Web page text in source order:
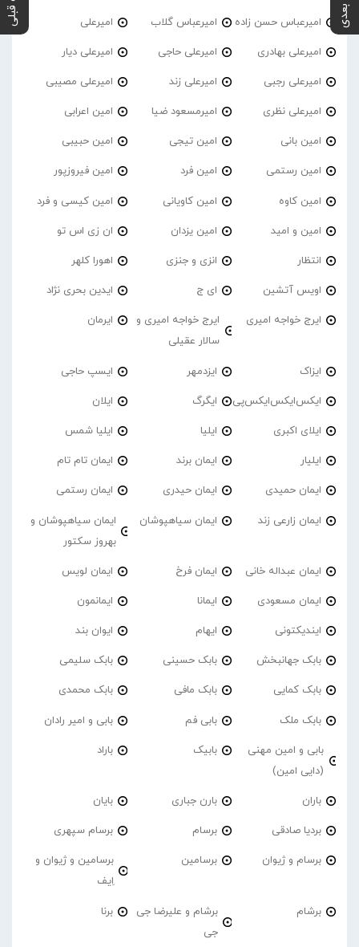
امیرعباس حسن زاده امیرعباس گلاب امیرعلی
امیرعلی بهادری امیرعلی حاجی امیرعلی دیار
امیرعلی رجبی امیرعلی زند امیرعلی مصیبی
امیرعلی نظری امیرمسعود ضیا امین اعرابی
امین بانی امین تیجی امین حبیبی
امین رستمی امین فرد امین فیروزپور
امین کاوه امین کاویانی امین کیسی و فرد
امین و امید امین یزدان ان زی اس تو
انتظار انزی و جنزی اهورا کلهر
اویس آتشین ای ج ایدین بحری نژاد
ایرج خواجه امیری
ایرج خواجه امیری و
سالار عقیلی
ایرمان
ایزاک ایزدمهر ایسپ حاجی
ایکس‌ایکس‌ایکس‌پی ایگرگ ایلان
ایلای اکبری ایلیا ایلیا شمس
ایلیار ایمان برند ایمان تام تام
ایمان حمیدی ایمان حیدری ایمان رستمی
ایمان زارعی زند ایمان سیاهپوشان
ایمان سیاهپوشان و
بهروز سکتور
ایمان عبداله خانی ایمان فرخ ایمان لویس
ایمان مسعودی ایمانا ایمانمون
ایندیکتونی ایهام ایوان بند
بابک جهانبخش بابک حسینی بابک سلیمی
بابک کمایی بابک مافی بابک محمدی
بابک ملک بابی فم بابی و امیر رادان
بابی و امین مهنی
(دایی امین)
بابیک باراد
باران بارن جباری بایان
بردیا صادقی برسام برسام سپهری
برسام و ژیوان برسامین
برسامین و ژیوان و
اِیف
برشام
برشام و علیرضا جی
جی
برنا